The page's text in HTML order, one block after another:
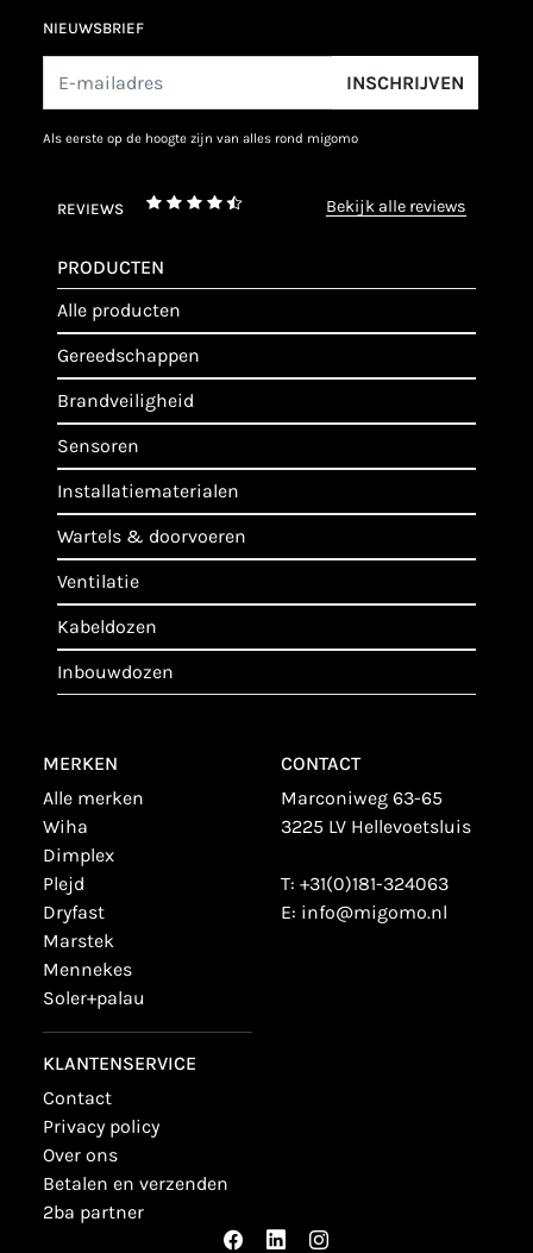
NIEUWSBRIEF
INSCHRIJVEN
als eerste op de hoogte zijn van alles rond migomo
REVIEWS bekijk alle reviews
PRODUCTEN
alle producten
gereedschappen
brandveiligheid
sensoren
installatiematerialen
wartels & doorvoeren
ventilatie
kabeldozen
inbouwdozen
MERKEN
alle merken
wiha
dimplex
plejd
dryfast
marstek
mennekes
soler+palau
KLANTENSERVICE
contact
privacy policy
over ons
betalen en verzenden
2ba partner
CONTACT
Marconiweg 63-65
3225 LV Hellevoetsluis
T: +31(0)181-324063
E: info@migomo.nl